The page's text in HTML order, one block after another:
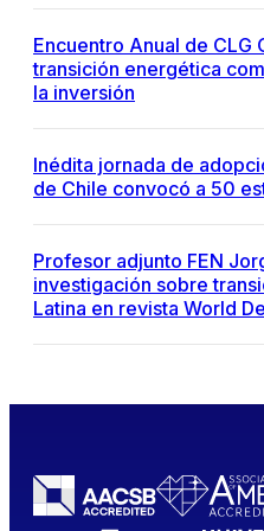
Encuentro Anual de CLG
transición energética
la inversión
Inédita jornada de
de Chile convocó a 50
Profesor adjunto FEN
investigación sobre
Latina en revista World